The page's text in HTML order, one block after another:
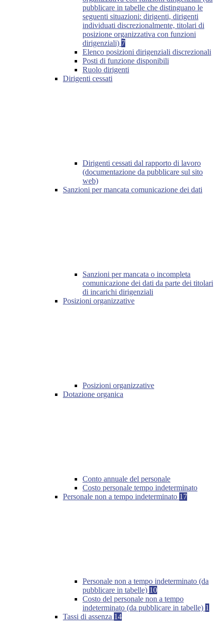
pubblicare in tabelle che distinguano le
seguenti situazioni: dirigenti, dirigenti
individuati discrezionalmente, titolari di
posizione organizzativa con funzioni
dirigenziali) 7
Elenco posizioni dirigenziali discrezionali
Posti di funzione disponibili
Ruolo dirigenti
Dirigenti cessati
Dirigenti cessati dal rapporto di lavoro
(documentazione da pubblicare sul sito
web)
Sanzioni per mancata comunicazione dei dati
Sanzioni per mancata o incompleta
comunicazione dei dati da parte dei titolari
di incarichi dirigenziali
Posizioni organizzative
Posizioni organizzative
Dotazione organica
Conto annuale del personale
Costo personale tempo indeterminato
Personale non a tempo indeterminato 17
Personale non a tempo indeterminato (da
pubblicare in tabelle) 10
Costo del personale non a tempo
indeterminato (da pubblicare in tabelle) 1
Tassi di assenza 14